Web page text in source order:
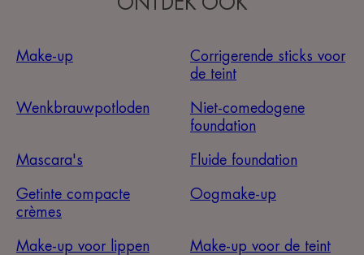
Make-up
Corrigerende sticks voor
de teint
Wenkbrauwpotloden
Niet-comedogene
foundation
Mascara's Fluide foundation
Getinte compacte
crèmes
Oogmake-up
Make-up voor lippen Make-up voor de teint